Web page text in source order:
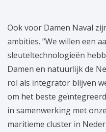
Ook voor Damen Naval
ambities. “We willen een
sleuteltechnologieën
Damen en natuurlijk de
rol als integrator blijven
om het beste
in samenwerking met
maritieme cluster in